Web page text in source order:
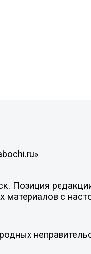
Позиция
с